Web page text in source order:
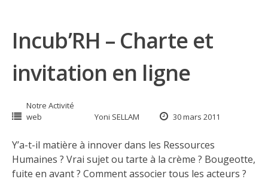
Incub’RH – Charte et
invitation en ligne
Notre Activité
web
Yoni SELLAM 30 mars 2011
Y’a-t-il matière à innover dans les Ressources
Humaines ? Vrai sujet ou tarte à la crème ? Bougeotte,
fuite en avant ? Comment associer tous les acteurs ?